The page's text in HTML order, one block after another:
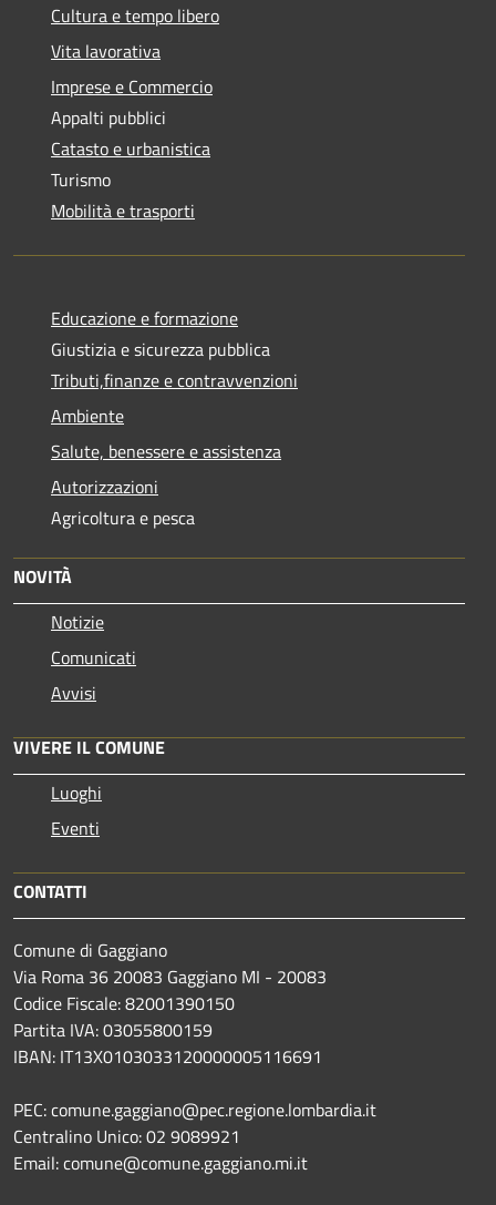
Cultura e tempo libero
Vita lavorativa
Imprese e Commercio
Appalti pubblici
Catasto e urbanistica
Turismo
Mobilità e trasporti
Educazione e formazione
Giustizia e sicurezza pubblica
Tributi,finanze e contravvenzioni
Ambiente
Salute, benessere e assistenza
Autorizzazioni
Agricoltura e pesca
NOVITÀ
Notizie
Comunicati
Avvisi
VIVERE IL COMUNE
Luoghi
Eventi
CONTATTI
Comune di Gaggiano
Via Roma 36 20083 Gaggiano MI - 20083
Codice Fiscale: 82001390150
Partita IVA: 03055800159
IBAN: IT13X0103033120000005116691
PEC: comune.gaggiano@pec.regione.lombardia.it
Centralino Unico: 02 9089921
Email: comune@comune.gaggiano.mi.it